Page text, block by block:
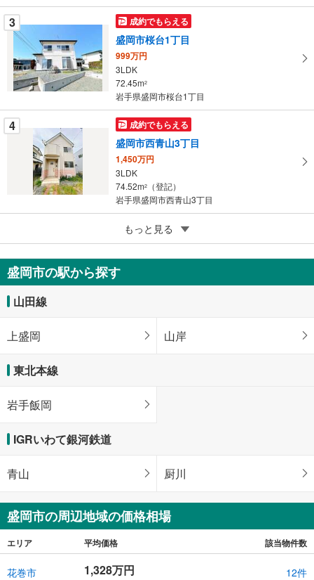
に
保
存
す
る
3 成約でもらえる
盛岡市桜台1丁目
999万円
3LDK
72.45m2
岩手県盛岡市桜台1丁目
4 成約でもらえる
盛岡市西青山3丁目
1,450万円
3LDK
74.52m2
（登記）
岩手県盛岡市西青山3丁目
盛岡市北山2丁目
220万円
4DK
148.55m
岩手県盛岡市北山2丁目
もっと見る
盛岡市の駅から探す
山田線
上盛岡 山岸
東北本線
岩手飯岡
IGRいわて銀河鉄道
青山 厨川
盛岡市の周辺地域の価格相場
エリア 平均価格 該当物件数
花巻市 1,328万円 12件